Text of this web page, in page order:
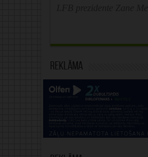
Reklāma